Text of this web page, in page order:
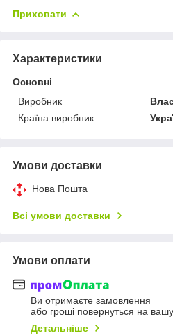
Приховати
Характеристики
Основні
Виробник
Країна виробник
Умови доставки
Нова Пошта
Всі умови доставки
Умови оплати
Ви отримаєте замовлення
або гроші повернуться на
Детальніше